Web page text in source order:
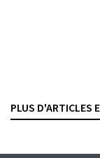
PLUS D'ARTICLES